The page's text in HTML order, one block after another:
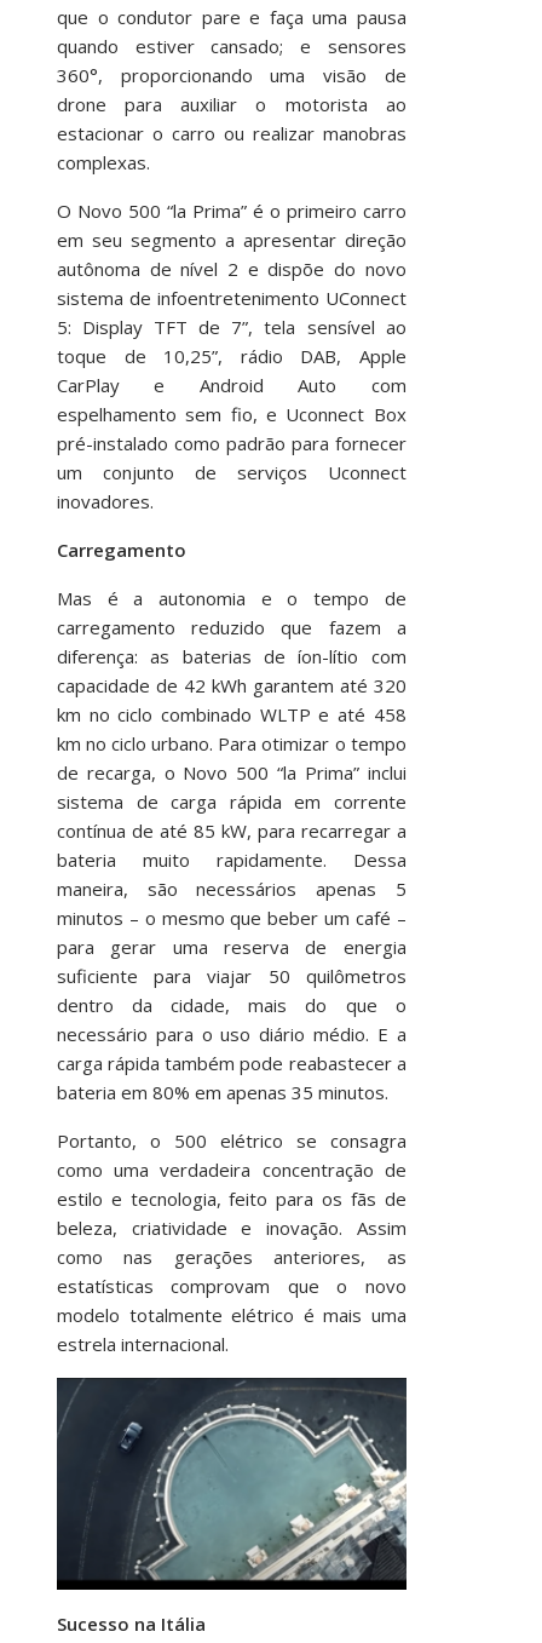
que o condutor pare e faça uma pausa
quando estiver cansado; e sensores
360°, proporcionando uma visão de
drone para auxiliar o motorista ao
estacionar o carro ou realizar manobras
complexas.
O Novo 500 “la Prima” é o primeiro carro
em seu segmento a apresentar direção
autônoma de nível 2 e dispõe do novo
sistema de infoentretenimento UConnect
5: Display TFT de 7”, tela sensível ao
toque de 10,25”, rádio DAB, Apple
CarPlay e Android Auto com
espelhamento sem fio, e Uconnect Box
pré-instalado como padrão para fornecer
um conjunto de serviços Uconnect
inovadores.
Carregamento
Mas é a autonomia e o tempo de
carregamento reduzido que fazem a
diferença: as baterias de íon-lítio com
capacidade de 42 kWh garantem até 320
km no ciclo combinado WLTP e até 458
km no ciclo urbano. Para otimizar o tempo
de recarga, o Novo 500 “la Prima” inclui
sistema de carga rápida em corrente
contínua de até 85 kW, para recarregar a
bateria muito rapidamente. Dessa
maneira, são necessários apenas 5
minutos – o mesmo que beber um café –
para gerar uma reserva de energia
suficiente para viajar 50 quilômetros
dentro da cidade, mais do que o
necessário para o uso diário médio. E a
carga rápida também pode reabastecer a
bateria em 80% em apenas 35 minutos.
Portanto, o 500 elétrico se consagra
como uma verdadeira concentração de
estilo e tecnologia, feito para os fãs de
beleza, criatividade e inovação. Assim
como nas gerações anteriores, as
estatísticas comprovam que o novo
modelo totalmente elétrico é mais uma
estrela internacional.
Sucesso na Itália